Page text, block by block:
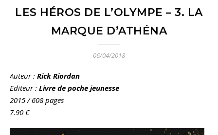
LES HÉROS DE L’OLYMPE – 3. LA
MARQUE D’ATHÉNA
06/04/2018
Auteur: Rick Riordan
Editeur : Livre de poche jeunesse
2015 / 608 pages
7.90 €